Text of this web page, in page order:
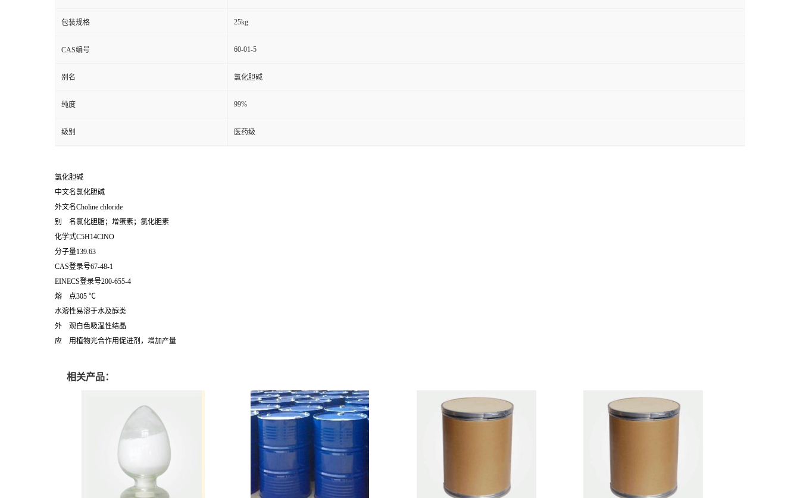
包装规格 25kg
CAS编号 60-01-5
别名 氯化胆碱
纯度 99%
级别 医药级
氯化胆碱
中文名氯化胆碱
外文名Choline chloride
别 名氯化胆脂；增蛋素；氯化胆素
化学式C5H14ClNO
分子量139.63
CAS登录号67-48-1
EINECS登录号200-655-4
熔 点305 ℃
水溶性易溶于水及醇类
外 观白色吸湿性结晶
应 用植物光合作用促进剂，增加产量
相关产品：